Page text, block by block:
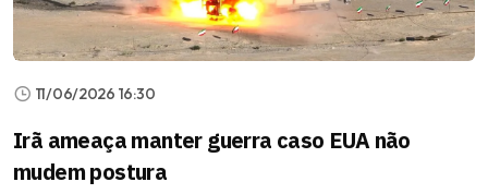
11/06/2026 16:30
Irã ameaça manter guerra caso EUA não
mudem postura